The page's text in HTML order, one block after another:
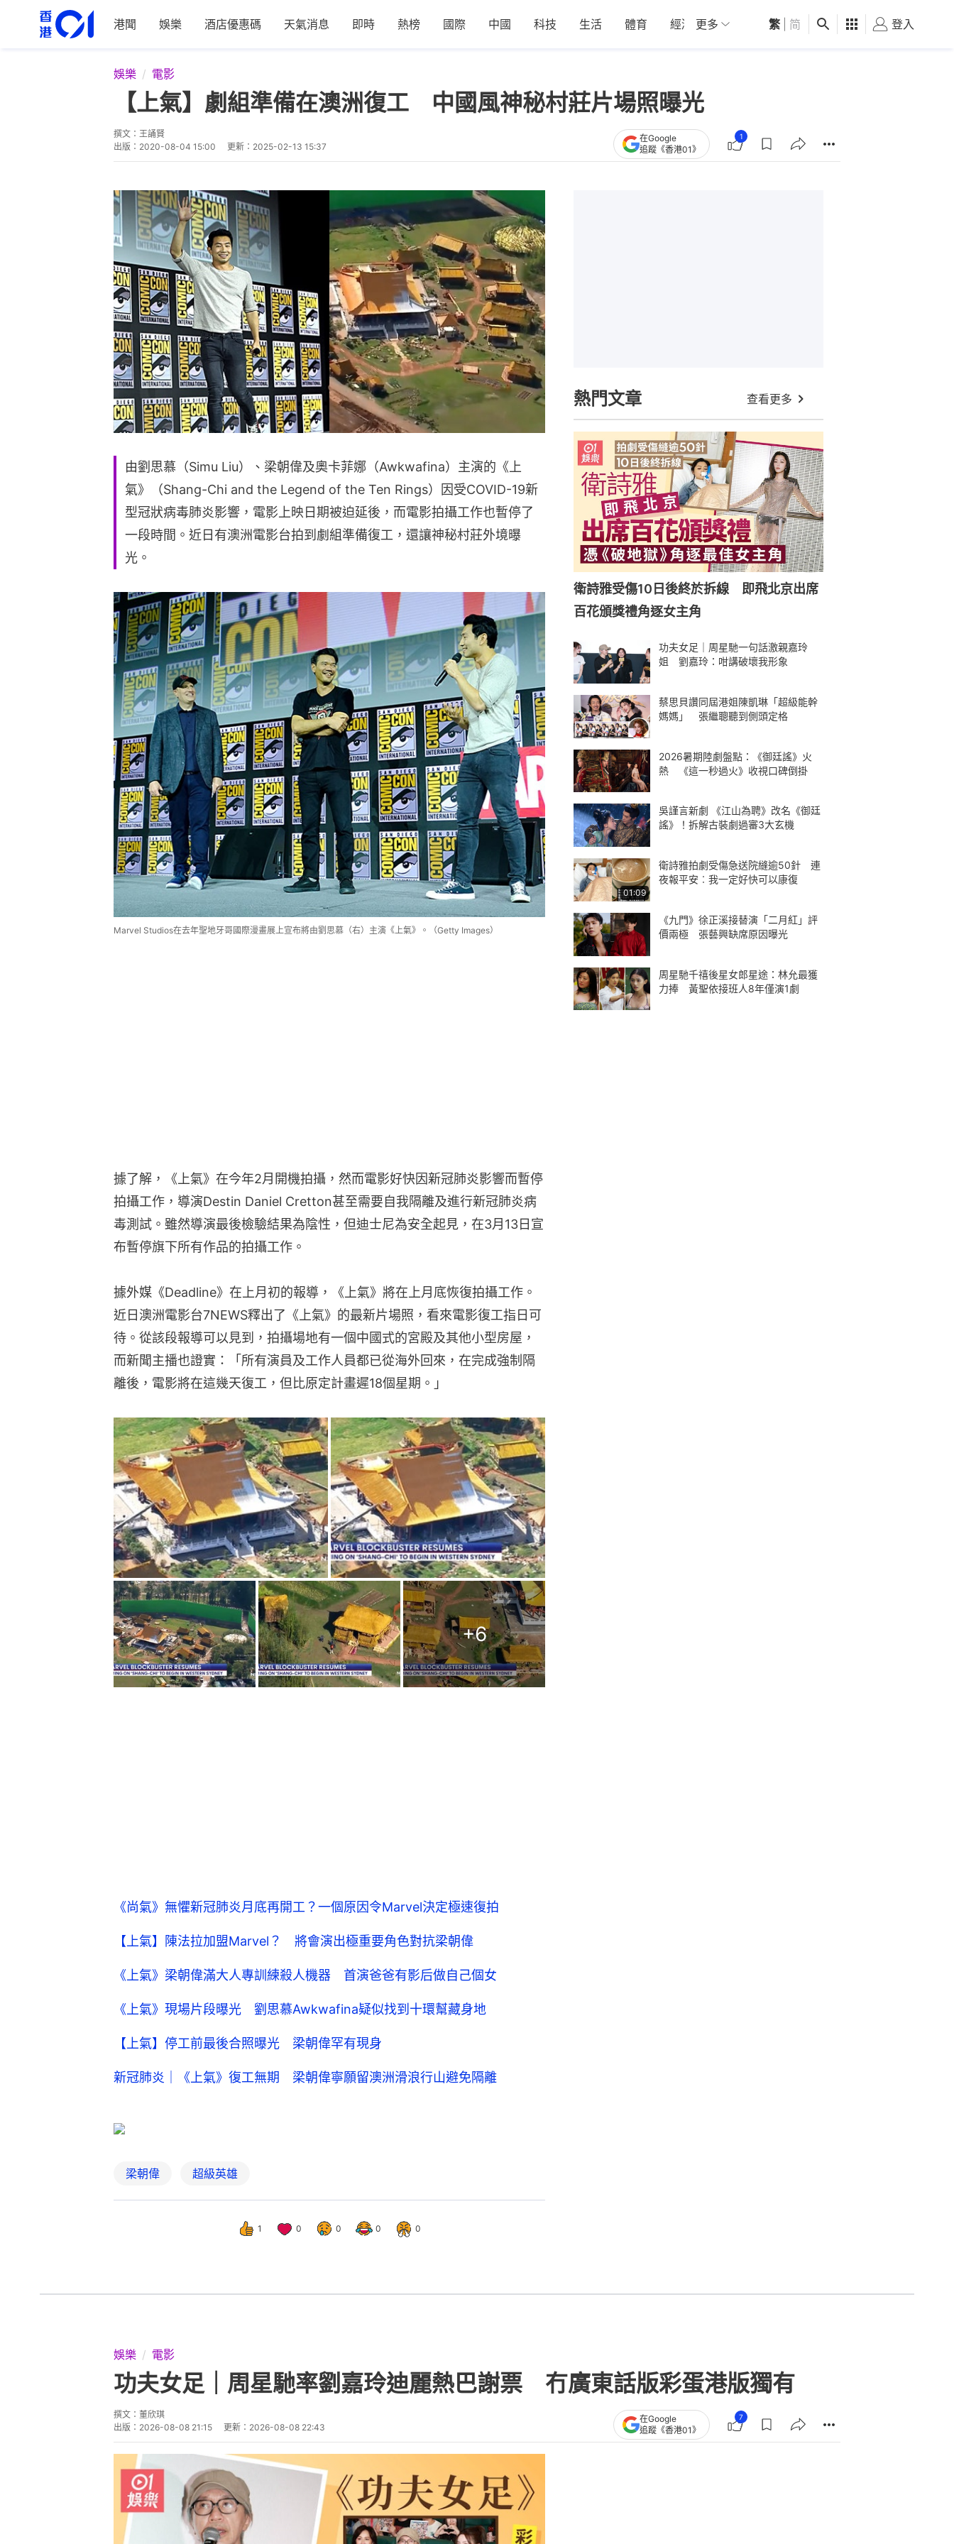
港聞 娛樂 酒店優惠碼 天氣消息 即時 熱榜 國際 中國 科技 生活 體育 經濟 01深圳 觀點 健康 好食玩飛
更多 繁 简 登入
娛樂 電影
【上氣】劇組準備在澳洲復工 中國風神秘村莊片場照曝光
撰文： 王誦賢
出版： 2020-08-04 15:00 更新： 2025-02-13 15:37
在Google
追蹤《香港01》
1
由劉思慕（Simu Liu）、梁朝偉及奧卡菲娜（Awkwafina）主演的《上
氣》（Shang-Chi and the Legend of the Ten Rings）因受COVID-19新
型冠狀病毒肺炎影響，電影上映日期被迫延後，而電影拍攝工作也暫停了
一段時間。近日有澳洲電影台拍到劇組準備復工，還讓神秘村莊外境曝
光。
Marvel Studios在去年聖地牙哥國際漫畫展上宣布將由劉思慕（右）主演《上氣》。（Getty Images）
據了解，《上氣》在今年2月開機拍攝，然而電影好快因新冠肺炎影響而暫停
拍攝工作，導演Destin Daniel Cretton甚至需要自我隔離及進行新冠肺炎病
毒測試。雖然導演最後檢驗結果為陰性，但迪士尼為安全起見，在3月13日宣
布暫停旗下所有作品的拍攝工作。
據外媒《Deadline》在上月初的報導，《上氣》將在上月底恢復拍攝工作。
近日澳洲電影台7NEWS釋出了《上氣》的最新片場照，看來電影復工指日可
待。從該段報導可以見到，拍攝場地有一個中國式的宮殿及其他小型房屋，
而新聞主播也證實：「所有演員及工作人員都已從海外回來，在完成強制隔
離後，電影將在這幾天復工，但比原定計畫遲18個星期。」
+6
《尚氣》無懼新冠肺炎月底再開工？一個原因令Marvel決定極速復拍
【上氣】陳法拉加盟Marvel？ 將會演出極重要角色對抗梁朝偉
《上氣》梁朝偉滿大人專訓練殺人機器 首演爸爸有影后做自己個女
《上氣》現場片段曝光 劉思慕Awkwafina疑似找到十環幫藏身地
【上氣】停工前最後合照曝光 梁朝偉罕有現身
新冠肺炎｜《上氣》復工無期 梁朝偉寧願留澳洲滑浪行山避免隔離
梁朝偉 超級英雄
1 0 0 0 0
熱門文章 查看更多
衛詩雅受傷10日後終於拆線 即飛北京出席
百花頒獎禮角逐女主角
功夫女足｜周星馳一句話激親嘉玲
姐 劉嘉玲：咁講破壞我形象
蔡思貝讚同屆港姐陳凱琳「超級能幹
媽媽」 張繼聰聽到側頭定格
2026暑期陸劇盤點：《御廷謠》火
熱 《這一秒過火》收視口碑倒掛
吳謹言新劇 《江山為聘》改名《御廷
謠》！拆解古裝劇過審3大玄機
01:09
衛詩雅拍劇受傷急送院縫逾50針 連
夜報平安︰我一定好快可以康復
《九門》徐正溪接替演「二月紅」評
價兩極 張藝興缺席原因曝光
周星馳千禧後星女郎星途：林允最獲
力捧 黃聖依接班人8年僅演1劇
娛樂 電影
功夫女足｜周星馳率劉嘉玲迪麗熱巴謝票 冇廣東話版彩蛋港版獨有
撰文： 董欣琪
出版： 2026-08-08 21:15 更新： 2026-08-08 22:43
在Google
追蹤《香港01》
7